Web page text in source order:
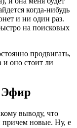
когда-нибудь
и ни один раз.
на поисковых
продвигать,
и оно стоит ли
Эфир
выводу, что
причем новые. Ну, е